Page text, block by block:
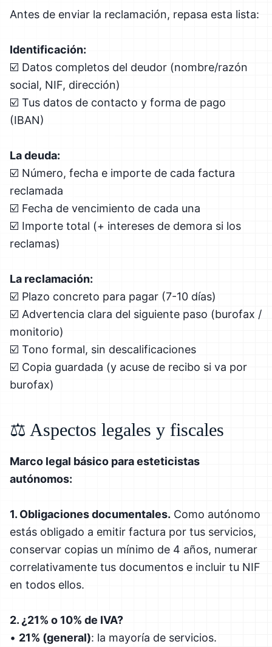
Antes de enviar la reclamación, repasa esta lista:
Identificación:
☑️ Datos completos del deudor (nombre/razón
social, NIF, dirección)
☑️ Tus datos de contacto y forma de pago
(IBAN)
La deuda:
☑️ Número, fecha e importe de cada factura
reclamada
☑️ Fecha de vencimiento de cada una
☑️ Importe total (+ intereses de demora si los
reclamas)
La reclamación:
☑️ Plazo concreto para pagar (7-10 días)
☑️ Advertencia clara del siguiente paso (burofax /
monitorio)
☑️ Tono formal, sin descalificaciones
☑️ Copia guardada (y acuse de recibo si va por
burofax)
⚖️ Aspectos legales y fiscales
Marco legal básico para esteticistas
autónomos:
1. Obligaciones documentales. Como autónomo
estás obligado a emitir factura por tus servicios,
conservar copias un mínimo de 4 años, numerar
correlativamente tus documentos e incluir tu NIF
en todos ellos.
2. ¿21% o 10% de IVA?
• 21% (general): la mayoría de servicios.